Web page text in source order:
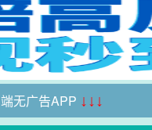
无广告APP ↓↓↓